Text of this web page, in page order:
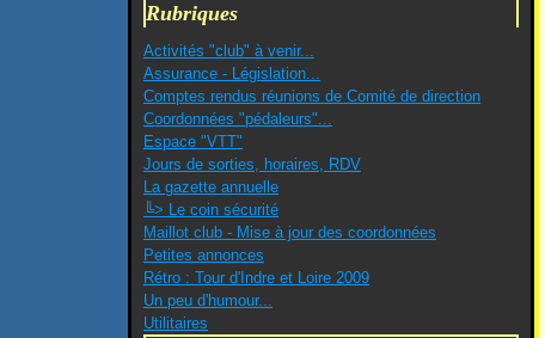
Rubriques
Activités "club" à venir...
Assurance - Législation...
Comptes rendus réunions de Comité de direction
Coordonnées "pédaleurs"...
Espace "VTT"
Jours de sorties, horaires, RDV
La gazette annuelle
╚> Le coin sécurité
Maillot club - Mise à jour des coordonnées
Petites annonces
Rétro : Tour d'Indre et Loire 2009
Un peu d'humour...
Utilitaires